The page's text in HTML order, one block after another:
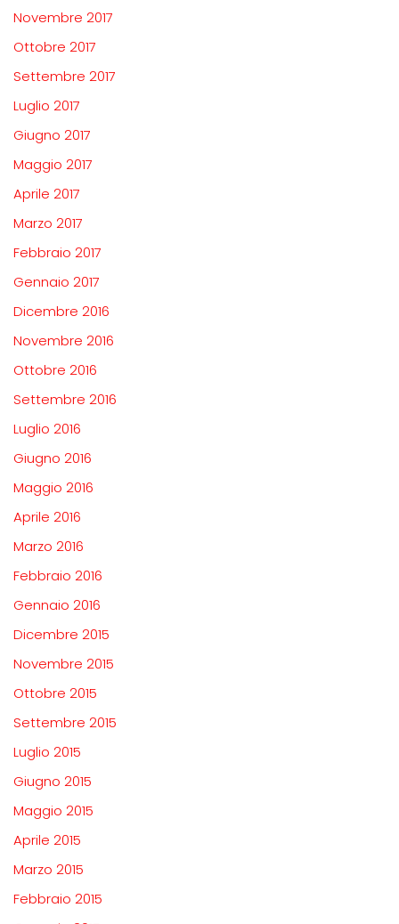
Novembre 2017
Ottobre 2017
Settembre 2017
Luglio 2017
Giugno 2017
Maggio 2017
Aprile 2017
Marzo 2017
Febbraio 2017
Gennaio 2017
Dicembre 2016
Novembre 2016
Ottobre 2016
Settembre 2016
Luglio 2016
Giugno 2016
Maggio 2016
Aprile 2016
Marzo 2016
Febbraio 2016
Gennaio 2016
Dicembre 2015
Novembre 2015
Ottobre 2015
Settembre 2015
Luglio 2015
Giugno 2015
Maggio 2015
Aprile 2015
Marzo 2015
Febbraio 2015